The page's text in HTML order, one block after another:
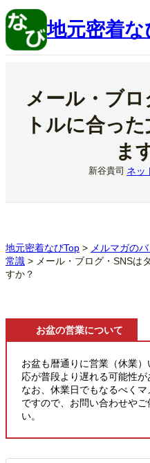
内
容
ス
地元密着な
メール・ブ
トルに合っ
ま
新谷貴司 ネッ
地元密着なびTop > メルマガの
常識 > メール・ブログ・SNSは
すか？
お盆の営業について
お盆も暦通りに営業（休業
応が普段より遅れる可能性が
なお、休業日でもなるべく
ですので、お問い合わせや
い。